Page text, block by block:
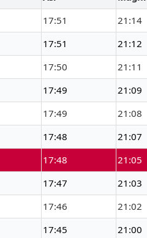
17:51 21:14
17:51 21:12
17:50 21:11
17:49 21:09
17:49 21:08
17:48 21:07
17:48 21:05
17:47 21:03
17:46 21:02
17:45 21:00